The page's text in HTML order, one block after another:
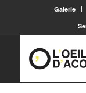
Galerie